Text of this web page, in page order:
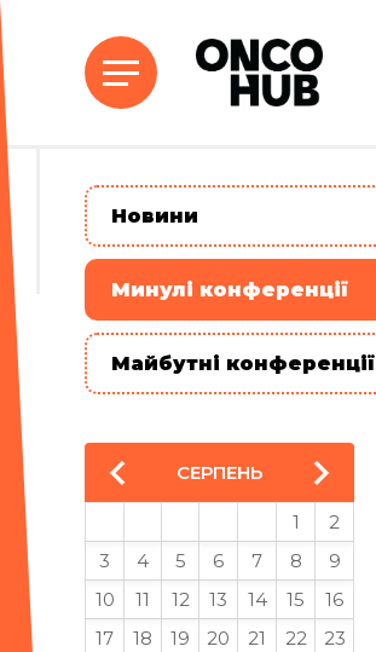
Новини
Минулі конференції
Майбутні конференції
СЕРПЕНЬ
1
2
3
4 5 6 7 8
9
10
11 12 13 14 15
16
17
18 19 20 21 22
23